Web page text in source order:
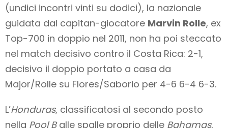
(undici incontri vinti su dodici), la nazionale
guidata dal capitan-giocatore Marvin Rolle, ex
Top-700 in doppio nel 2011, non ha poi steccato
nel match decisivo contro il Costa Rica: 2-1,
decisivo il doppio portato a casa da
Major/Rolle su Flores/Saborio per 4-6 6-4 6-3.
L’Honduras, classificatosi al secondo posto
nella Pool Balle spalle proprio delle Bahamas,